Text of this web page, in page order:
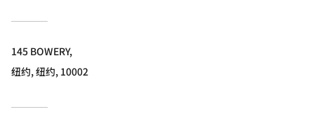
145 BOWERY,
纽约, 纽约, 10002